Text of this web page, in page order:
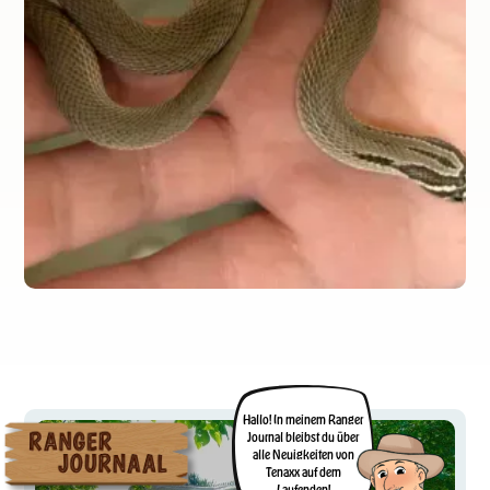
Hallo! In meinem Ranger
Journal bleibst du über
alle Neuigkeiten von
Tenaxx auf dem